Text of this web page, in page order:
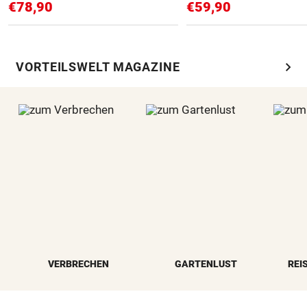
€78,90 €59,90
VORTEILSWELT MAGAZINE chevron_right
VERBRECHEN GARTENLUST